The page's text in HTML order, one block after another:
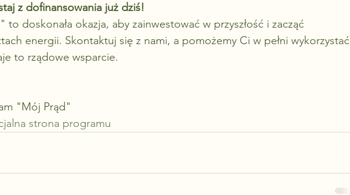
z dofinansowania już dziś!
doskonała okazja, aby zainwestować w przyszłość i zacząć
energii. Skontaktuj się z nami, a pomożemy Ci w pełni wykorzystać
to rządowe wsparcie.
"Mój Prąd"
strona programu